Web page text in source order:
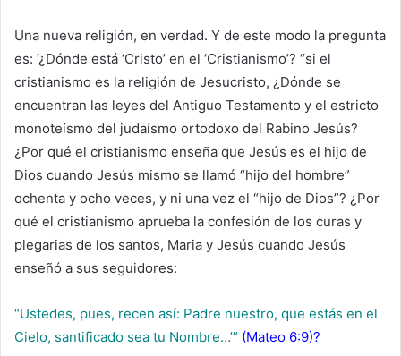
Una nueva religión, en verdad. Y de este modo la pregunta
es: ‘¿Dónde está ‘Cristo’ en el ‘Cristianismo’? “si el
cristianismo es la religión de Jesucristo, ¿Dónde se
encuentran las leyes del Antiguo Testamento y el estricto
monoteísmo del judaísmo ortodoxo del Rabino Jesús?
¿Por qué el cristianismo enseña que Jesús es el hijo de
Dios cuando Jesús mismo se llamó “hijo del hombre”
ochenta y ocho veces, y ni una vez el “hijo de Dios”? ¿Por
qué el cristianismo aprueba la confesión de los curas y
plegarias de los santos, Maria y Jesús cuando Jesús
enseñó a sus seguidores:
“Ustedes, pues, recen así: Padre nuestro, que estás en el
Cielo, santificado sea tu Nombre…’” (Mateo 6:9)?